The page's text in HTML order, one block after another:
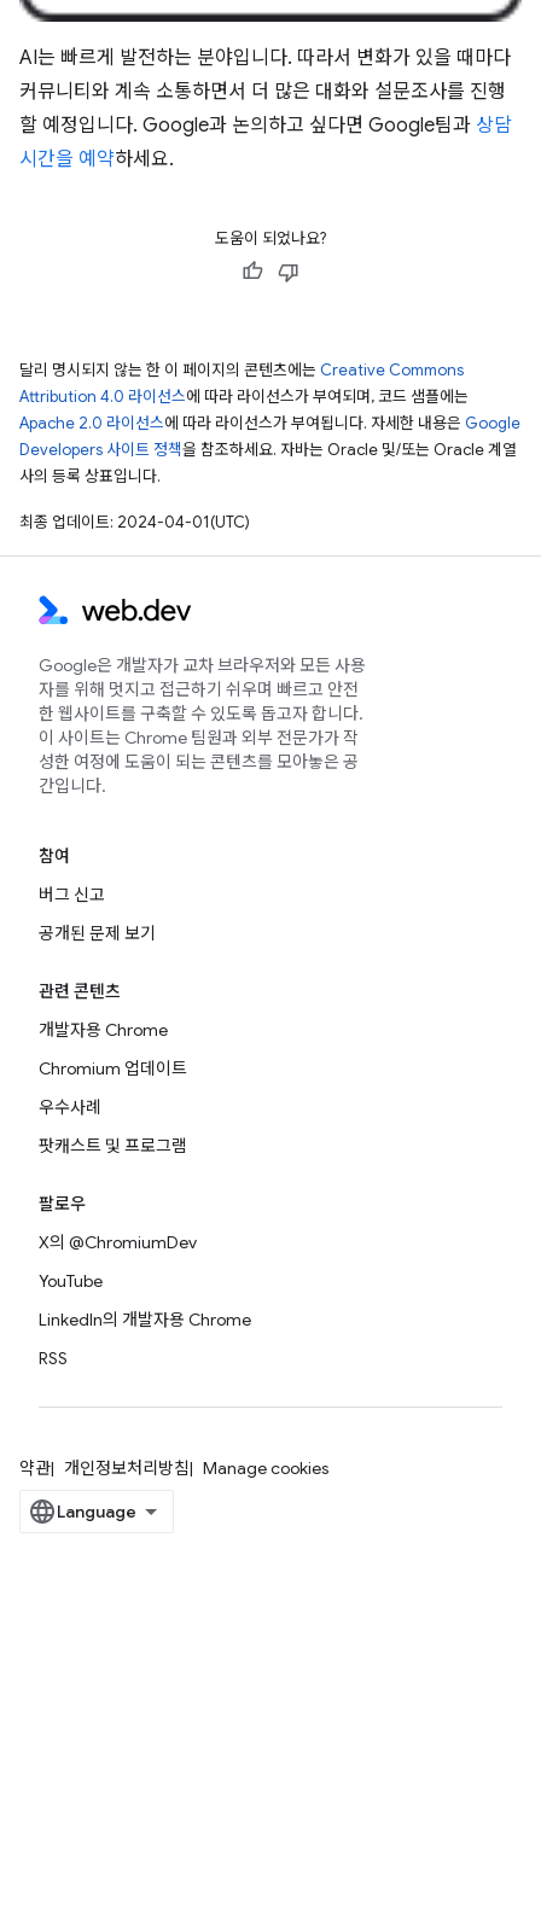
AI는 빠르게 발전하는 분야입니다. 따라서 변화가 있을 때마다
커뮤니티와 계속 소통하면서 더 많은 대화와 설문조사를 진행
할 예정입니다. Google과 논의하고 싶다면 Google팀과 상담
시간을 예약하세요.
도움이 되었나요?
달리 명시되지 않는 한 이 페이지의 콘텐츠에는 Creative Commons
Attribution 4.0 라이선스에 따라 라이선스가 부여되며, 코드 샘플에는
Apache 2.0 라이선스에 따라 라이선스가 부여됩니다. 자세한 내용은 Google
Developers 사이트 정책을 참조하세요. 자바는 Oracle 및/또는 Oracle 계열
사의 등록 상표입니다.
최종 업데이트: 2024-04-01(UTC)
Google은 개발자가 교차 브라우저와 모든 사용
자를 위해 멋지고 접근하기 쉬우며 빠르고 안전
한 웹사이트를 구축할 수 있도록 돕고자 합니다.
이 사이트는 Chrome 팀원과 외부 전문가가 작
성한 여정에 도움이 되는 콘텐츠를 모아놓은 공
간입니다.
참여
버그 신고
공개된 문제 보기
관련 콘텐츠
개발자용 Chrome
Chromium 업데이트
우수사례
팟캐스트 및 프로그램
팔로우
X의 @ChromiumDev
YouTube
LinkedIn의 개발자용 Chrome
RSS
약관 개인정보처리방침 Manage cookies